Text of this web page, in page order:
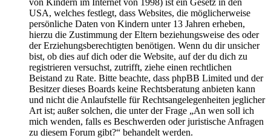
USA, welches festlegt, dass Websites, die möglicherweise
persönliche Daten von Kindern unter 13 Jahren erheben,
hierzu die Zustimmung der Eltern beziehungsweise des oder
der Erziehungsberechtigten benötigen. Wenn du dir unsicher
bist, ob dies auf dich oder die Website, auf der du dich zu
registrieren versuchst, zutrifft, ziehe einen rechtlichen
Beistand zu Rate. Bitte beachte, dass phpBB Limited und der
Besitzer dieses Boards keine Rechtsberatung anbieten kann
und nicht die Anlaufstelle für Rechtsangelegenheiten jeglicher
Art ist; außer solchen, die unter der Frage „An wen soll ich
mich wenden, falls es Beschwerden oder juristische Anfragen
zu diesem Forum gibt?“ behandelt werden.